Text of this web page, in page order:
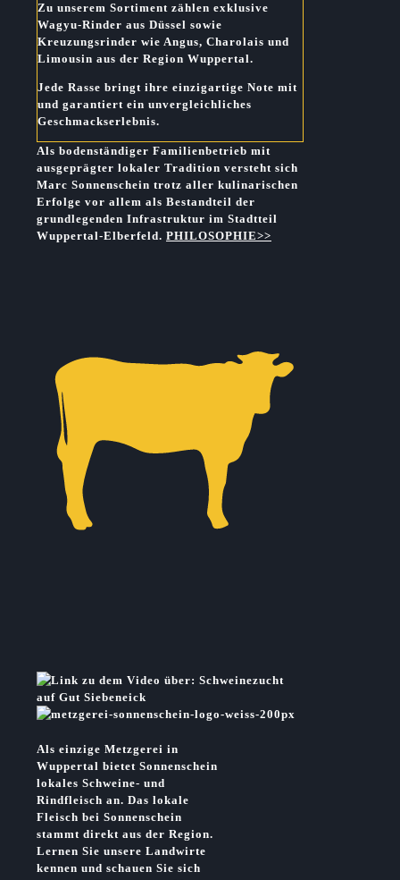
Zu unserem Sortiment zählen exklusive
Wagyu-Rinder aus Düssel sowie
Kreuzungsrinder wie Angus, Charolais und
Limousin aus der Region Wuppertal.
Jede Rasse bringt ihre einzigartige Note mit
und garantiert ein unvergleichliches
Geschmackserlebnis.
Als bodenständiger Familienbetrieb mit
ausgeprägter lokaler Tradition versteht sich
Marc Sonnenschein trotz aller kulinarischen
Erfolge vor allem als Bestandteil der
grundlegenden Infrastruktur im Stadtteil
Wuppertal-Elberfeld. PHILOSOPHIE>>
Als einzige Metzgerei in
Wuppertal bietet Sonnenschein
lokales Schweine- und
Rindfleisch an. Das lokale
Fleisch bei Sonnenschein
stammt direkt aus der Region.
Lernen Sie unsere Landwirte
kennen und schauen Sie sich